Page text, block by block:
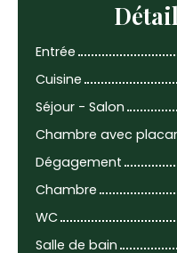
Détail
Entrée
Cuisine
Séjour - Salon
Chambre avec
Dégagement
Chambre
WC
Salle de bain